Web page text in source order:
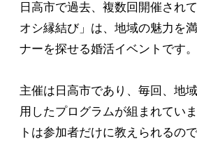
日高市で過去、複数回開催され
オシ縁結び」は、地域の魅力を
ナーを探せる婚活イベントです。
主催は日高市であり、毎回、地
用したプログラムが組まれてい
トは参加者だけに教えられるの